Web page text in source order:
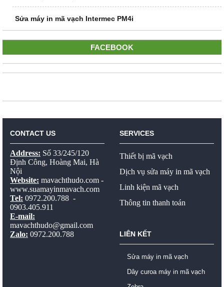
Sửa máy in mã vạch Intermec PM4i
FACEBOOK
CONTACT US
Address: Số 33/245/120
Định Công, Hoàng Mai, Hà
Nội
Website: mavachthudo.com -
www.suamayinmavach.com
Tel: 0972.200.788 -
0903.405.911
E-mail:
mavachthudo@gmail.com
Zalo: 0972.200.788
SERVICES
Thiết bị mã vạch
Dịch vụ sửa máy in mã vạch
Linh kiện mã vạch
Thông tin thanh toán
LIÊN KẾT
Sửa máy in mã vạch
Dây curoa máy in mã vạch